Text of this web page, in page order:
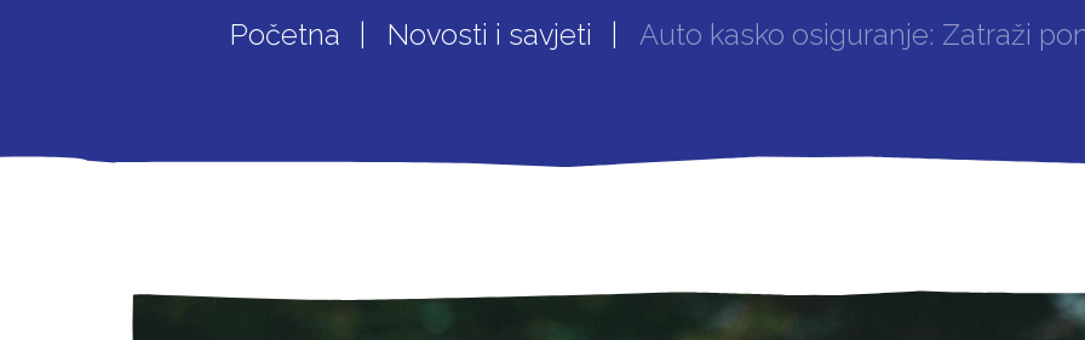
Početna Novosti i savjeti Auto kasko osiguranje: Zatraži